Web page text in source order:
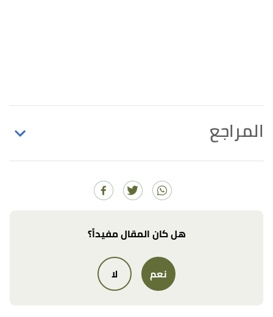
المراجع
ncbi.nlm.nih, Retrieved 5/11/2023. Edited.
,business
هل كان المقال مفيداً؟
نعم لا